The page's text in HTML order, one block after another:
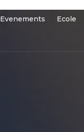
Evenements Ecole